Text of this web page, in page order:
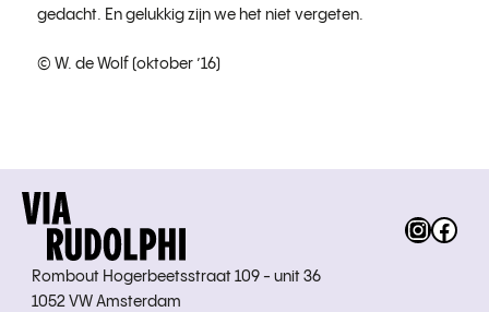
gedacht. En gelukkig zijn we het niet vergeten.
© W. de Wolf (oktober ’16)
Rombout Hogerbeetsstraat 109 - unit 36
1052 VW Amsterdam